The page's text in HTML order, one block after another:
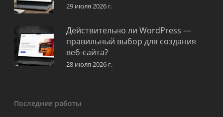
29 июля 2026 г.
Действительно ли WordPress —
правильный выбор для создания
веб-сайта?
28 июля 2026 г.
Последние работы